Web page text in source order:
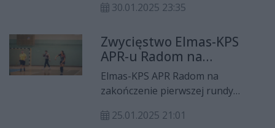
Podopieczne Adriana Kondraciuka
zwyciężyły 31:24.
30.01.2025 23:35
Zwycięstwo Elmas-KPS
APR-u Radom na
zakończenie pierwszej
rundy rozgrywek Ligi
Centralnej
Elmas-KPS APR Radom na
zakończenie pierwszej rundy
Dziewiątką Legnica. Gospodynie
25.01.2025 21:01